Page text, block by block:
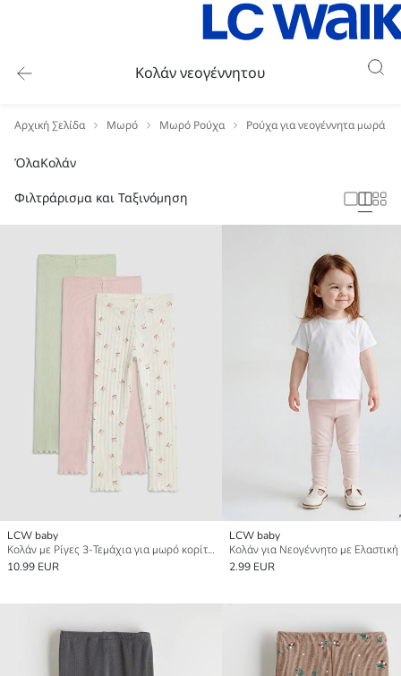
Κολάν νεογέννητου
Αρχική Σελίδα Μωρό Μωρό Ρούχα Ρούχα για νεογέννητα μωρά
ΌλαΚολάν
Φιλτράρισμα και Ταξινόμηση
LCW baby
Κολάν με Ρίγες 3-Τεμάχια για μωρό κορίτσι
10.99 EUR
LCW baby
Κολάν για Νεογέννητο με
2.99 EUR